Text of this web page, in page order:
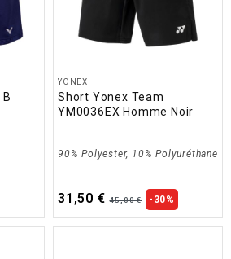
YONEX
Short Yonex Team
YM0036EX Homme Noir
90% Polyester, 10% Polyuréthane
31,50 € 45,00 € -30%